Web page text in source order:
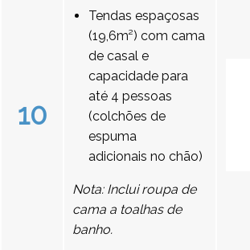
10
Tendas espaçosas
(19,6m²) com cama
de casal e
capacidade para
até 4 pessoas
(colchões de
espuma
adicionais no chão)
Nota: Inclui roupa de
cama a toalhas de
banho.